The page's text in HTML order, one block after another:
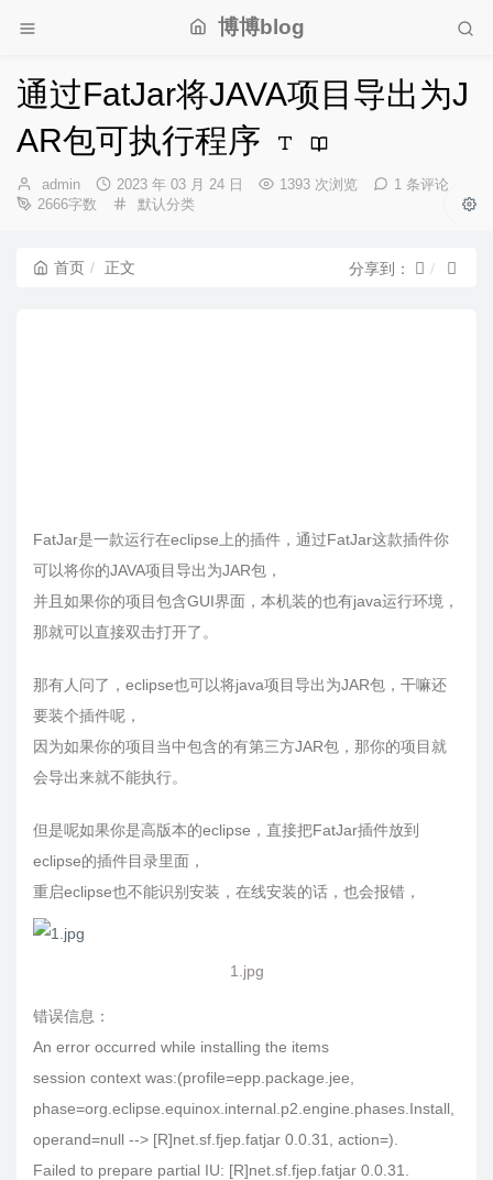
博博blog
通过FatJar将JAVA项目导出为J
AR包可执行程序
博
主：
admin
发
布
2023 年 03 月 24 日 1393 次浏览
1 条评论
2666字数
分
默认分类
首页 正文 分享到：
FatJar是一款运行在eclipse上的插件，通过FatJar这款插件你
可以将你的JAVA项目导出为JAR包，
并且如果你的项目包含GUI界面，本机装的也有java运行环境，
那就可以直接双击打开了。
那有人问了，eclipse也可以将java项目导出为JAR包，干嘛还
要装个插件呢，
因为如果你的项目当中包含的有第三方JAR包，那你的项目就
会导出来就不能执行。
但是呢如果你是高版本的eclipse，直接把FatJar插件放到
eclipse的插件目录里面，
重启eclipse也不能识别安装，在线安装的话，也会报错，
1.jpg
错误信息：
An error occurred while installing the items
session context was:(profile=epp.package.jee,
phase=org.eclipse.equinox.internal.p2.engine.phases.Install,
operand=null --> [R]net.sf.fjep.fatjar 0.0.31, action=).
Failed to prepare partial IU: [R]net.sf.fjep.fatjar 0.0.31.